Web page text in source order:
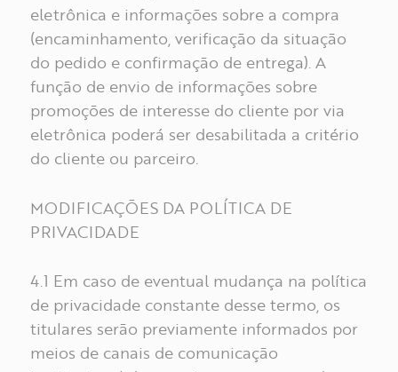
eletrônica e informações sobre a compra
(encaminhamento, verificação da situação
do pedido e confirmação de entrega). A
função de envio de informações sobre
promoções de interesse do cliente por via
eletrônica poderá ser desabilitada a critério
do cliente ou parceiro.
MODIFICAÇÕES DA POLÍTICA DE
PRIVACIDADE
4.1 Em caso de eventual mudança na política
de privacidade constante desse termo, os
titulares serão previamente informados por
meios de canais de comunicação